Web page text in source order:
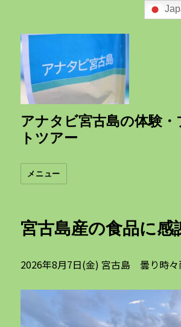
アナタビ宮古島の体験
トツアー
メニュー
宮古島産の食品に感
2026年8月7日(金) 宮古島 曇り時々